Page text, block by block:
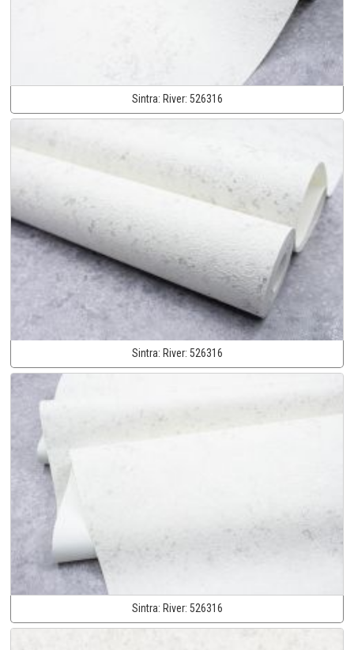
Sintra: River: 526316
Sintra: River: 526316
Sintra: River: 526316